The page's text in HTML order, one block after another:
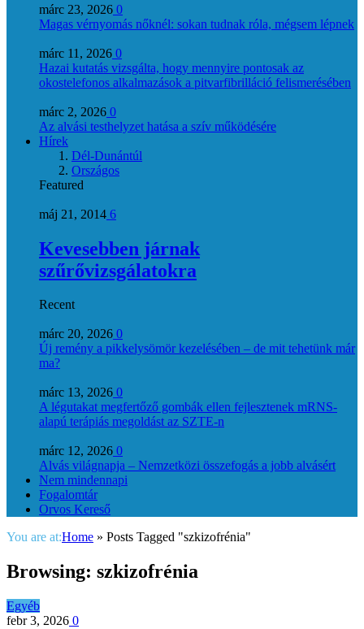
márc 23, 2026 0
Magas vérnyomás nőknél: sokan tudnak róla, mégsem lépnek
márc 11, 2026 0
Hazai kutatás vizsgálta, hogy mennyire pontosak az
okostelefonos alkalmazások a pitvarfibrilláció felismerésében
márc 2, 2026 0
Az alvási testhelyzet hatása a szív működésére
Hírek
Dél-Dunántúl
Országos
Featured
máj 21, 2014 6
Kevesebben járnak
szűrővizsgálatokra
Recent
márc 20, 2026 0
Új remény a pikkelysömör kezelésében – de mit tehetünk már
ma?
márc 13, 2026 0
A légutakat megfertőző gombák ellen fejlesztenek mRNS-
alapú terápiás megoldást az SZTE-n
márc 12, 2026 0
Alvás világnapja – Nemzetközi összefogás a jobb alvásért
Nem mindennapi
Fogalomtár
Orvos Kereső
You are at:Home » Posts Tagged "szkizofrénia"
Browsing: szkizofrénia
Egyéb
febr 3, 2026 0